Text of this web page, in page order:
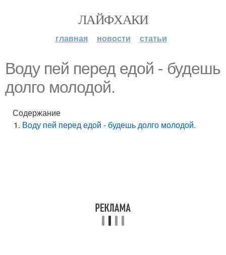
ЛАЙФХАКИ
главная новости статьи
Воду пей перед едой - будешь
долго молодой.
Содержание
Воду пей перед едой - будешь долго молодой.